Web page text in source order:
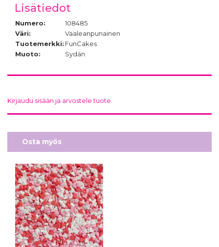
Lisätiedot
Numero:
108485
Väri:
Vaaleanpunainen
Tuotemerkki: FunCakes
Muoto:
Sydän
Kirjaudu sisään ja arvostele tuote.
Osta myös